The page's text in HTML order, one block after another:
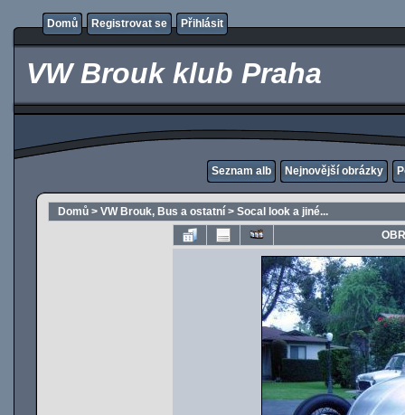
Domů Registrovat se Přihlásit
VW Brouk klub Praha
Seznam alb Nejnovější obrázky
Domů > VW Brouk, Bus a ostatní > Socal look a jiné...